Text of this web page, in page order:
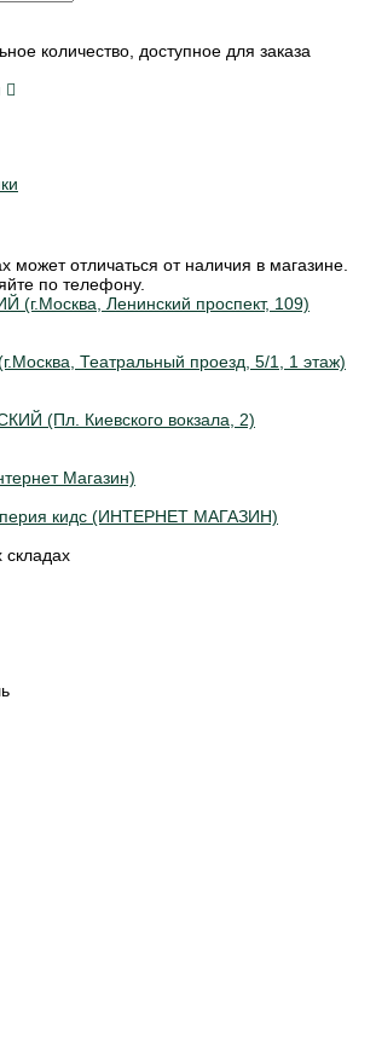
количество, доступное для заказа
может отличаться от наличия в магазине.
по телефону.
(г.Москва, Ленинский проспект, 109)
Театральный проезд, 5/1, 1 этаж)
(Пл. Киевского вокзала, 2)
Магазин)
кидс (ИНТЕРНЕТ МАГАЗИН)
складах